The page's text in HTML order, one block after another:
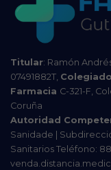
Titular: Ramón
07491882T, Colegiado
Farmacia C-321-F,
Coruña
Autoridad
Sanidade |
Sanitarios Teléfono: